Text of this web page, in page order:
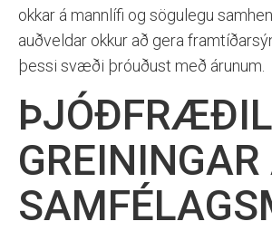
okkar á mannlífi og sögulegu
auðveldar okkur að gera
þessi svæði þróuðust með árunum.
GREININGAR